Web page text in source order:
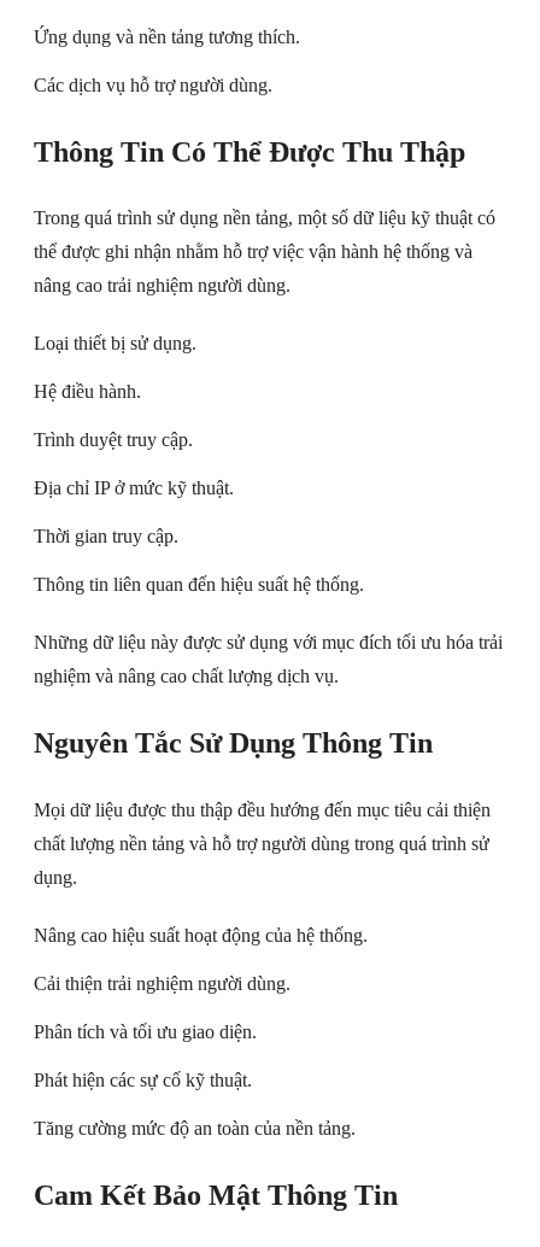
Ứng dụng và nền tảng tương thích.
Các dịch vụ hỗ trợ người dùng.
Thông Tin Có Thể Được Thu Thập
Trong quá trình sử dụng nền tảng, một số dữ liệu kỹ thuật có
thể được ghi nhận nhằm hỗ trợ việc vận hành hệ thống và
nâng cao trải nghiệm người dùng.
Loại thiết bị sử dụng.
Hệ điều hành.
Trình duyệt truy cập.
Địa chỉ IP ở mức kỹ thuật.
Thời gian truy cập.
Thông tin liên quan đến hiệu suất hệ thống.
Những dữ liệu này được sử dụng với mục đích tối ưu hóa trải
nghiệm và nâng cao chất lượng dịch vụ.
Nguyên Tắc Sử Dụng Thông Tin
Mọi dữ liệu được thu thập đều hướng đến mục tiêu cải thiện
chất lượng nền tảng và hỗ trợ người dùng trong quá trình sử
dụng.
Nâng cao hiệu suất hoạt động của hệ thống.
Cải thiện trải nghiệm người dùng.
Phân tích và tối ưu giao diện.
Phát hiện các sự cố kỹ thuật.
Tăng cường mức độ an toàn của nền tảng.
Cam Kết Bảo Mật Thông Tin